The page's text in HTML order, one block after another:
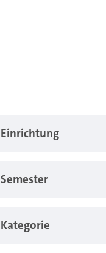
Einrichtung
Semester
Kategorie